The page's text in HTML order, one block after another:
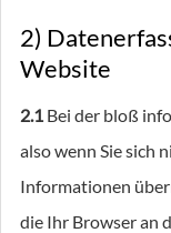
2)
Website
2.1 Bei der bloß
also wenn Sie sich
Informationen
die Ihr Browser an